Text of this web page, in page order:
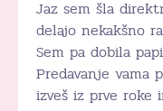
Jaz sem šla
delajo nekakšno
Sem pa dobila
Predavanje vama
izveš iz prve